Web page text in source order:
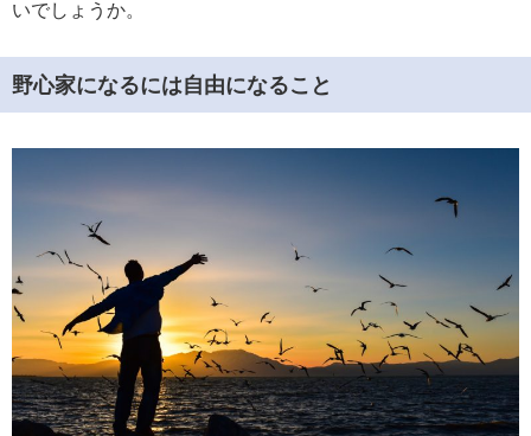
いでしょうか。
野心家になるには自由になること